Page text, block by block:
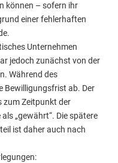
können – sofern ihr
einer fehlerhaften
Unternehmen
jedoch zunächst von der
Während des
Bewilligungsfrist ab. Der
zum Zeitpunkt der
„gewährt“. Die spätere
ist daher auch nach